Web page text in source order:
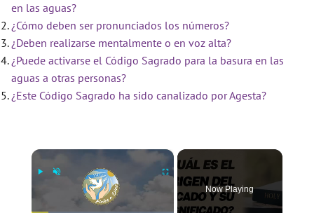
en las aguas?
¿Cómo deben ser pronunciados los números?
¿Deben realizarse mentalmente o en voz alta?
¿Puede activarse el Código Sagrado para la basura en las
aguas a otras personas?
¿Este Código Sagrado ha sido canalizado por Agesta?
×
Now Playing